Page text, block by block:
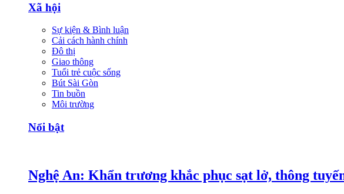
Xã hội
Sự kiện & Bình luận
Cải cách hành chính
Đô thị
Giao thông
Tuổi trẻ cuộc sống
Bút Sài Gòn
Tin buồn
Môi trường
Nổi bật
Nghệ An: Khẩn trương khắc phục sạt lở, thông